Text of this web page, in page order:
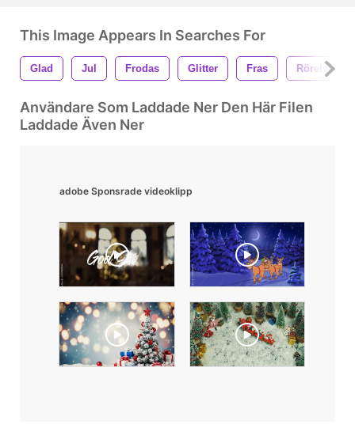
This Image Appears In Searches For
Glad Jul Frodas Glitter Fras Rörelse
Användare Som Laddade Ner Den Här Filen
Laddade Även Ner
adobe Sponsrade videoklipp